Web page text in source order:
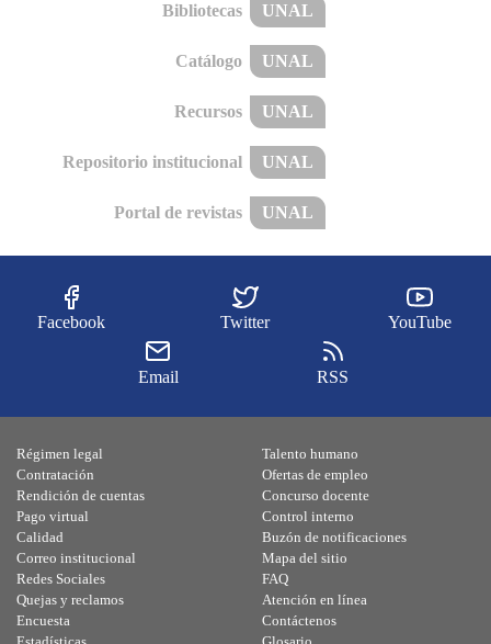
Bibliotecas UNAL
Catálogo UNAL
Recursos UNAL
Repositorio institucional UNAL
Portal de revistas UNAL
Facebook Twitter YouTube
Email RSS
Régimen legal
Contratación
Rendición de cuentas
Pago virtual
Calidad
Talento humano
Ofertas de empleo
Concurso docente
Control interno
Buzón de notificaciones
Correo institucional
Redes Sociales
Quejas y reclamos
Encuesta
Mapa del sitio
FAQ
Atención en línea
Contáctenos